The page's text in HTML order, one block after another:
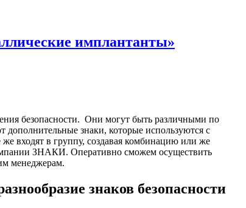
имплантанты»
безопасности. Они могут быть различными по
знаки, которые используются с
же входят в группу, создавая комбинацию или же
ЗНАКИ. Оперативно сможем осуществить
менеджерам.
знаков безопасности